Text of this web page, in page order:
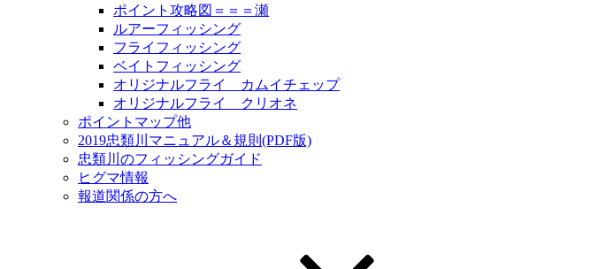
ポイント攻略図＝＝＝瀬
ルアーフィッシング
フライフィッシング
ベイトフィッシング
オリジナルフライ カムイチェップ
オリジナルフライ クリオネ
ポイントマップ他
2019忠類川マニュアル＆規則(PDF版)
忠類川のフィッシングガイド
ヒグマ情報
報道関係の方へ